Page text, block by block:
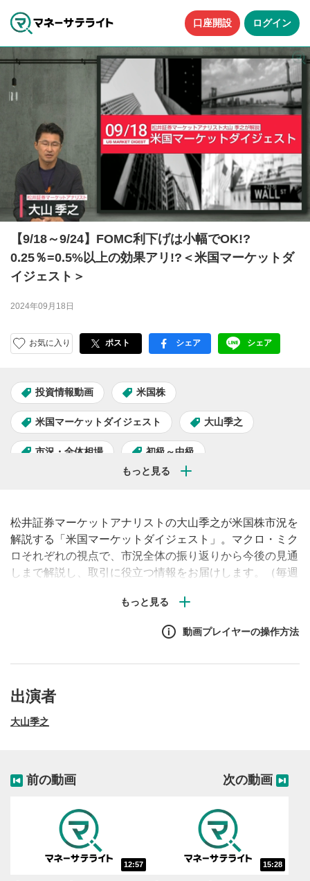
口座開設 ログイン
【9/18～9/24】FOMC利下げは小幅でOK!?
0.25％=0.5%以上の効果アリ!?＜米国マーケットダ
イジェスト＞
2024年09月18日
お気に入り ポスト facebook
シェア LINE
シェア
投資情報動画 米国株
米国マーケットダイジェスト 大山季之
市況・全体相場 初級～中級
松井証券マーケットアナリストの大山季之が米国株市況を
解説する「米国マーケットダイジェスト」。マクロ・ミク
ロそれぞれの視点で、市況全体の振り返りから今後の見通
しまで解説し、取引に役立つ情報をお届けします。（毎週
動画プレイヤーの操作方法
出演者
大山季之
前の動画
12:57
次の動画
15:28